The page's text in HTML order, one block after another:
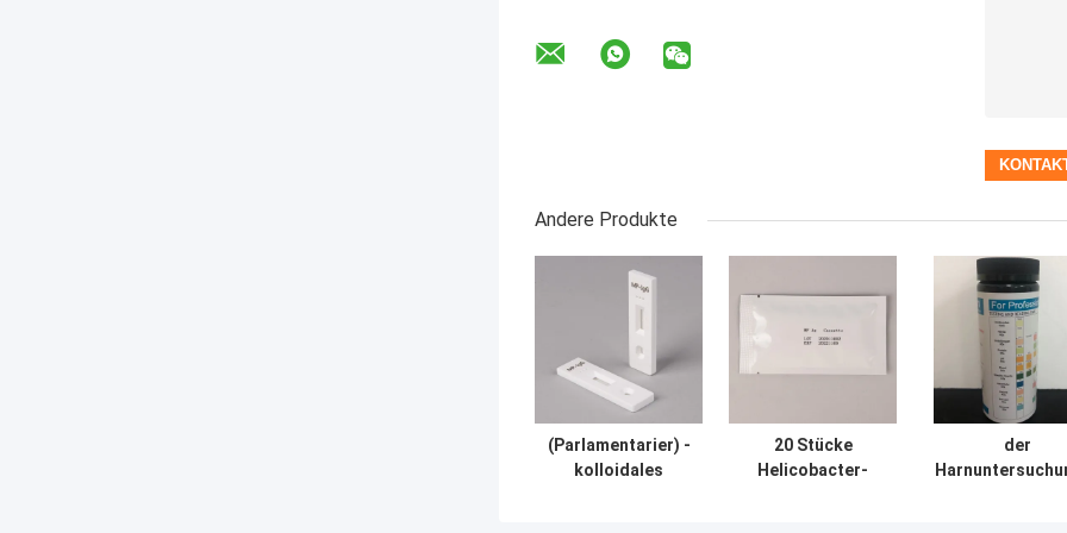
Andere Produkte
(Parlamentarier) -
kolloidales
20 Stücke
Helicobacter-
der